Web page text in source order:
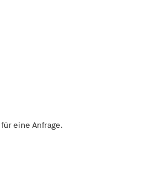
für eine Anfrage.